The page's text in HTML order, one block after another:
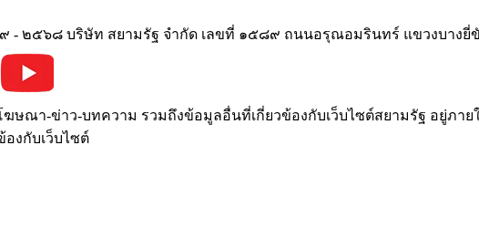
- ๒๕๖๘ บริษัท สยามรัฐ จำกัด เลขที่ ๑๕๘๙ ถนนอรุณอมรินทร์ แขวงบางยี่
ณา-ข่าว-บทความ รวมถึงข้อมูลอื่นที่เกี่ยวข้องกับเว็บไซต์สยามรัฐ อยู่ภายใต้
งกับเว็บไซต์